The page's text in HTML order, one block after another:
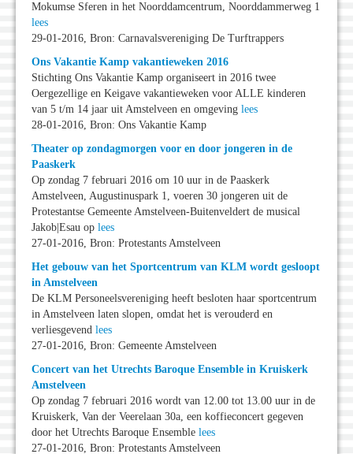
Mokumse Sferen in het Noorddamcentrum, Noorddammerweg 1
lees
29-01-2016, Bron: Carnavalsvereniging De Turftrappers
Ons Vakantie Kamp vakantieweken 2016
Stichting Ons Vakantie Kamp organiseert in 2016 twee
Oergezellige en Keigave vakantieweken voor ALLE kinderen
van 5 t/m 14 jaar uit Amstelveen en omgeving lees
28-01-2016, Bron: Ons Vakantie Kamp
Theater op zondagmorgen voor en door jongeren in de
Paaskerk
Op zondag 7 februari 2016 om 10 uur in de Paaskerk
Amstelveen, Augustinuspark 1, voeren 30 jongeren uit de
Protestantse Gemeente Amstelveen-Buitenveldert de musical
Jakob|Esau op lees
27-01-2016, Bron: Protestants Amstelveen
Het gebouw van het Sportcentrum van KLM wordt gesloopt
in Amstelveen
De KLM Personeelsvereniging heeft besloten haar sportcentrum
in Amstelveen laten slopen, omdat het is verouderd en
verliesgevend lees
27-01-2016, Bron: Gemeente Amstelveen
Concert van het Utrechts Baroque Ensemble in Kruiskerk
Amstelveen
Op zondag 7 februari 2016 wordt van 12.00 tot 13.00 uur in de
Kruiskerk, Van der Veerelaan 30a, een koffieconcert gegeven
door het Utrechts Baroque Ensemble lees
27-01-2016, Bron: Protestants Amstelveen